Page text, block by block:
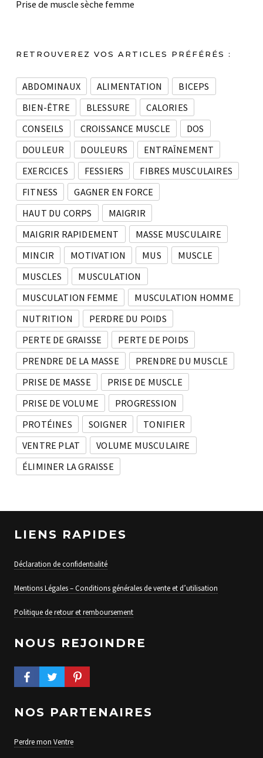
Prise de muscle sèche femme
RETROUVEREZ VOS ARTICLES PRÉFÉRÉS :
ABDOMINAUX ALIMENTATION
BICEPS
BIEN-ÊTRE
BLESSURE
CALORIES
CONSEILS
CROISSANCE MUSCLE
DOS
DOULEUR
DOULEURS
ENTRAÎNEMENT
EXERCICES
FESSIERS
FIBRES MUSCULAIRES
FITNESS
GAGNER EN FORCE
HAUT DU CORPS
MAIGRIR
MAIGRIR RAPIDEMENT
MASSE MUSCULAIRE
MINCIR
MOTIVATION MUS
MUSCLE
MUSCLES
MUSCULATION
MUSCULATION FEMME
MUSCULATION HOMME
NUTRITION
PERDRE DU POIDS
PERTE DE GRAISSE
PERTE DE POIDS
PRENDRE DE LA MASSE
PRENDRE DU MUSCLE
PRISE DE MASSE
PRISE DE MUSCLE
PRISE DE VOLUME
PROGRESSION
PROTÉINES
SOIGNER
TONIFIER
VENTRE PLAT
VOLUME MUSCULAIRE
ÉLIMINER LA GRAISSE
LIENS RAPIDES
Déclaration de confidentialité
Mentions Légales – Conditions générales de vente et d’utilisation
Politique de retour et remboursement
NOUS REJOINDRE
FACEBOOK PROFILE
TWITTER PROFILEPINTEREST PROFILE
NOS PARTENAIRES
Perdre mon Ventre